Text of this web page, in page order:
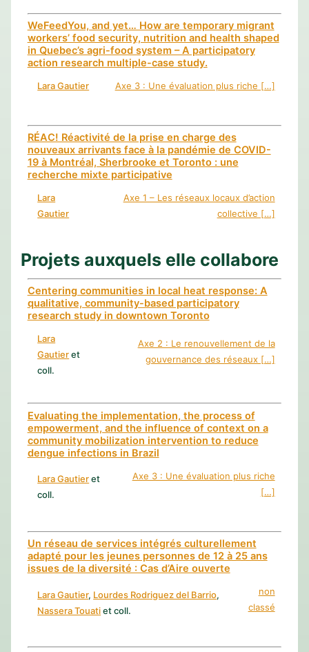
WeFeedYou, and yet… How are temporary migrant
workers’ food security, nutrition and health shaped
in Quebec’s agri-food system – A participatory
action research multiple-case study.
Lara Gautier Axe 3 : Une évaluation plus riche […]
RÉAC! Réactivité de la prise en charge des
nouveaux arrivants face à la pandémie de COVID-
19 à Montréal, Sherbrooke et Toronto : une
recherche mixte participative
Lara
Gautier
Axe 1 – Les réseaux locaux d’action
collective […]
Projets auxquels elle collabore
Centering communities in local heat response: A
qualitative, community-based participatory
research study in downtown Toronto
Lara
Gautieret
coll.
Axe 2 : Le renouvellement de la
gouvernance des réseaux […]
Evaluating the implementation, the process of
empowerment, and the influence of context on a
community mobilization intervention to reduce
dengue infections in Brazil
Lara Gautieret
coll.
Axe 3 : Une évaluation plus riche
[…]
Un réseau de services intégrés culturellement
adapté pour les jeunes personnes de 12 à 25 ans
issues de la diversité : Cas d’Aire ouverte
Lara Gautier, Lourdes Rodriguez del Barrio
Nassera Touatiet coll.
non
classé